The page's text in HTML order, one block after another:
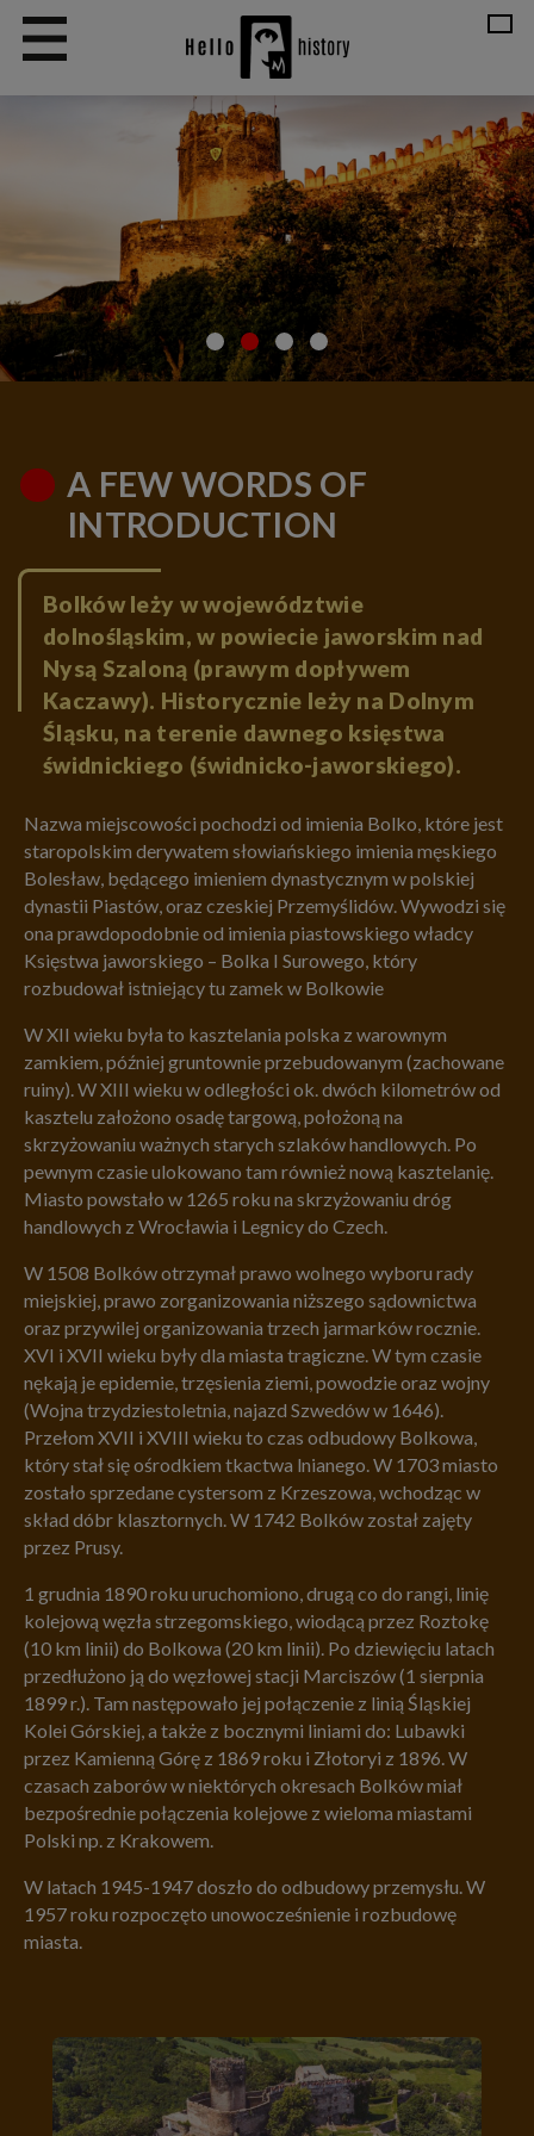
A FEW WORDS OF
INTRODUCTION
Bolków leży w województwie
dolnośląskim, w powiecie jaworskim nad
Nysą Szaloną (prawym dopływem
Kaczawy). Historycznie leży na Dolnym
Śląsku, na terenie dawnego księstwa
świdnickiego (świdnicko-jaworskiego).
Nazwa miejscowości pochodzi od imienia Bolko, które jest
staropolskim derywatem słowiańskiego imienia męskiego
Bolesław, będącego imieniem dynastycznym w polskiej
dynastii Piastów, oraz czeskiej Przemyślidów. Wywodzi się
ona prawdopodobnie od imienia piastowskiego władcy
Księstwa jaworskiego – Bolka I Surowego, który
rozbudował istniejący tu zamek w Bolkowie
W XII wieku była to kasztelania polska z warownym
zamkiem, później gruntownie przebudowanym (zachowane
ruiny). W XIII wieku w odległości ok. dwóch kilometrów od
kasztelu założono osadę targową, położoną na
skrzyżowaniu ważnych starych szlaków handlowych. Po
pewnym czasie ulokowano tam również nową kasztelanię.
Miasto powstało w 1265 roku na skrzyżowaniu dróg
handlowych z Wrocławia i Legnicy do Czech.
W 1508 Bolków otrzymał prawo wolnego wyboru rady
miejskiej, prawo zorganizowania niższego sądownictwa
oraz przywilej organizowania trzech jarmarków rocznie.
XVI i XVII wieku były dla miasta tragiczne. W tym czasie
nękają je epidemie, trzęsienia ziemi, powodzie oraz wojny
(Wojna trzydziestoletnia, najazd Szwedów w 1646).
Przełom XVII i XVIII wieku to czas odbudowy Bolkowa,
który stał się ośrodkiem tkactwa lnianego. W 1703 miasto
zostało sprzedane cystersom z Krzeszowa, wchodząc w
skład dóbr klasztornych. W 1742 Bolków został zajęty
przez Prusy.
1 grudnia 1890 roku uruchomiono, drugą co do rangi, linię
kolejową węzła strzegomskiego, wiodącą przez Roztokę
(10 km linii) do Bolkowa (20 km linii). Po dziewięciu latach
przedłużono ją do węzłowej stacji Marciszów (1 sierpnia
1899 r.). Tam następowało jej połączenie z linią Śląskiej
Kolei Górskiej, a także z bocznymi liniami do: Lubawki
przez Kamienną Górę z 1869 roku i Złotoryi z 1896. W
czasach zaborów w niektórych okresach Bolków miał
bezpośrednie połączenia kolejowe z wieloma miastami
Polski np. z Krakowem.
W latach 1945-1947 doszło do odbudowy przemysłu. W
1957 roku rozpoczęto unowocześnienie i rozbudowę
miasta.